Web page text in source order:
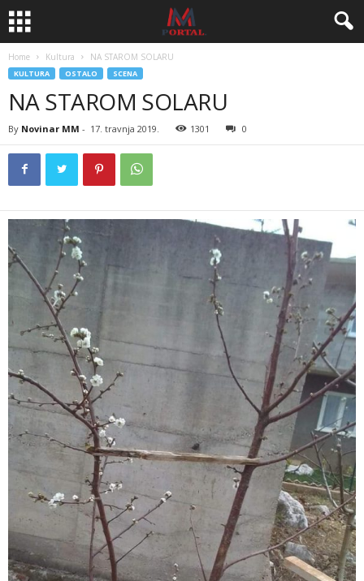
Home Kultura NA STAROM SOLARU
KULTURA OSTALO SCENA
NA STAROM SOLARU
By Novinar MM - 17. travnja 2019. 1301 0